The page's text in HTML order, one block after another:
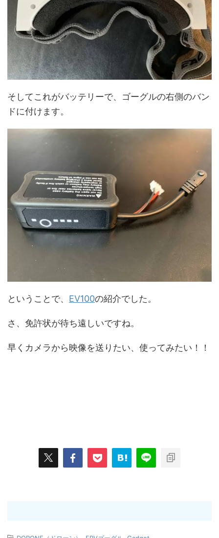
そしてこれがバッテリーで、ゴーグルの右側のバン
ドに付けます。
ということで、 EV100の紹介でした。
さ、免許状が待ち遠しいですね。
早くカメラから映像を送りたい、使ってみたい！！